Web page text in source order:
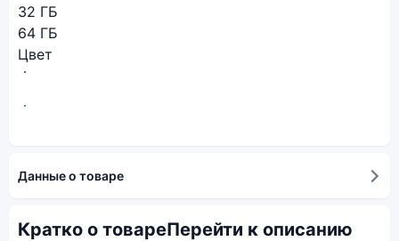
32 ГБ
64 ГБ
Цвет
Данные о товаре
Кратко о товареПерейти к описанию